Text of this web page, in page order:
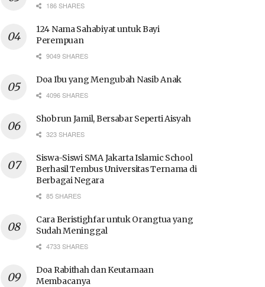
186 SHARES
124 Nama Sahabiyat untuk Bayi
Perempuan
9049 SHARES
Doa Ibu yang Mengubah Nasib Anak
4096 SHARES
Shobrun Jamil, Bersabar Seperti Aisyah
323 SHARES
Siswa-Siswi SMA Jakarta Islamic School
Berhasil Tembus Universitas Ternama di
Berbagai Negara
85 SHARES
Cara Beristighfar untuk Orangtua yang
Sudah Meninggal
4733 SHARES
Doa Rabithah dan Keutamaan
Membacanya